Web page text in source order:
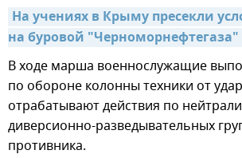
На учениях в Крыму пресекли
на буровой "Черноморнефтегаза"
В ходе марша военнослужащие
по обороне колонны техники от
отрабатывают действия по
диверсионно-разведывательных
противника.